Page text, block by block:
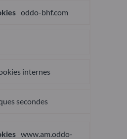
oddo-bhf.com
internes
secondes
www.am.oddo-